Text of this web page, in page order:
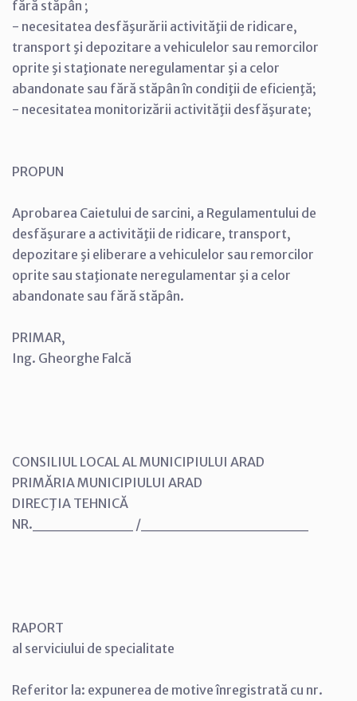
fără stăpân ;
- necesitatea desfăşurării activităţii de ridicare,
transport şi depozitare a vehiculelor sau remorcilor
oprite şi staţionate neregulamentar şi a celor
abandonate sau fără stăpân în condiţii de eficienţă;
- necesitatea monitorizării activităţii desfăşurate;
PROPUN
Aprobarea Caietului de sarcini, a Regulamentului de
desfăşurare a activităţii de ridicare, transport,
depozitare şi eliberare a vehiculelor sau remorcilor
oprite sau staţionate neregulamentar şi a celor
abandonate sau fără stăpân.
PRIMAR,
Ing. Gheorghe Falcă
CONSILIUL LOCAL AL MUNICIPIULUI ARAD
PRIMĂRIA MUNICIPIULUI ARAD
DIRECŢIA TEHNICĂ
NR._________ /_______________
RAPORT
al serviciului de specialitate
Referitor la: expunerea de motive înregistrată cu nr.